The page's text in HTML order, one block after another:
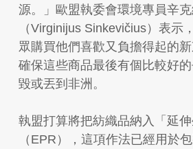
源。」歐盟執委會環境專員辛
（Virginijus Sinkevičius）表示
眾購買他們喜歡又負擔得起的
確保這些商品最後有個比較好
毀或丟到非洲。
執盟打算將把紡織品納入「延伸
（EPR），這項作法已經用於